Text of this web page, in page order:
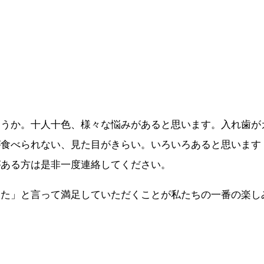
か。十人十色、様々な悩みがあると思います。入れ歯が
べられない、見た目がきらい。いろいろあると思います
る方は是非一度連絡してください。
」と言って満足していただくことが私たちの一番の楽し